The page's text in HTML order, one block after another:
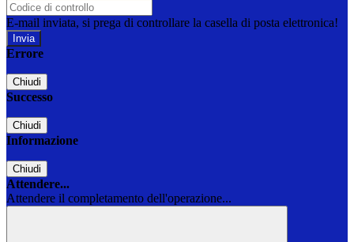
E-mail inviata, si prega di controllare la casella di posta elettronica!
Errore
Chiudi
Successo
Chiudi
Informazione
Chiudi
Attendere...
Attendere il completamento dell'operazione...